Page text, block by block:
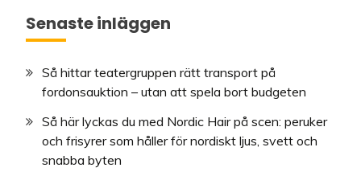
Senaste inläggen
Så hittar teatergruppen rätt transport på
fordonsauktion – utan att spela bort budgeten
Så här lyckas du med Nordic Hair på scen: peruker
och frisyrer som håller för nordiskt ljus, svett och
snabba byten